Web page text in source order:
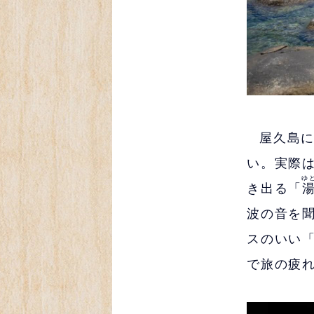
屋久島
い。実際
き出る「
ゆ
波の音を
スのいい
で旅の疲